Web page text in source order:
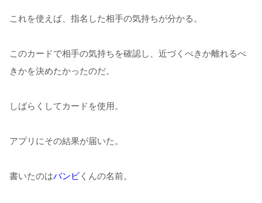
これを使えば、指名した相手の気持ちが分かる。
このカードで相手の気持ちを確認し、近づくべきか離れるべ
きかを決めたかったのだ。
しばらくしてカードを使用。
アプリにその結果が届いた。
書いたのはバンビ くんの名前。